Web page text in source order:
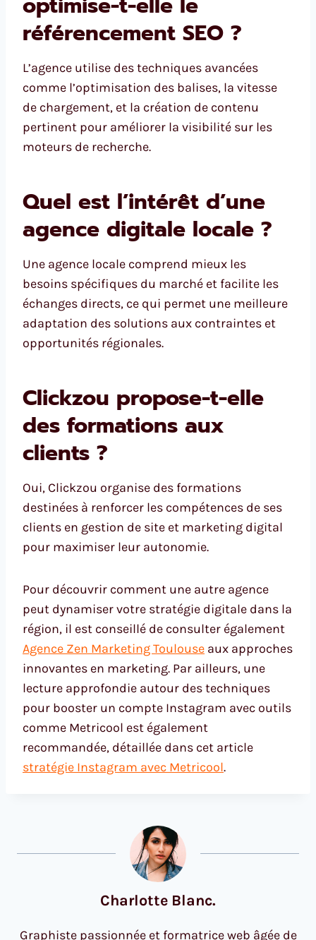
référencement SEO ?
L’agence utilise des techniques avancées
comme l’optimisation des balises, la vitesse
de chargement, et la création de contenu
pertinent pour améliorer la visibilité sur les
moteurs de recherche.
Quel est l’intérêt d’une
agence digitale locale ?
Une agence locale comprend mieux les
besoins spécifiques du marché et facilite les
échanges directs, ce qui permet une meilleure
adaptation des solutions aux contraintes et
opportunités régionales.
Clickzou propose-t-elle
des formations aux
clients ?
Oui, Clickzou organise des formations
destinées à renforcer les compétences de ses
clients en gestion de site et marketing digital
pour maximiser leur autonomie.
Pour découvrir comment une autre agence
peut dynamiser votre stratégie digitale dans la
région, il est conseillé de consulter également
Agence Zen Marketing Toulouse aux approches
innovantes en marketing. Par ailleurs, une
lecture approfondie autour des techniques
pour booster un compte Instagram avec outils
comme Metricool est également
recommandée, détaillée dans cet article
stratégie Instagram avec Metricool.
Charlotte Blanc.
Graphiste passionnée et formatrice web âgée de